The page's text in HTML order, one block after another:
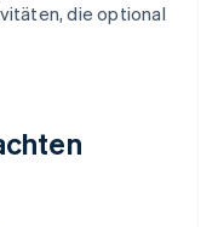
die optional